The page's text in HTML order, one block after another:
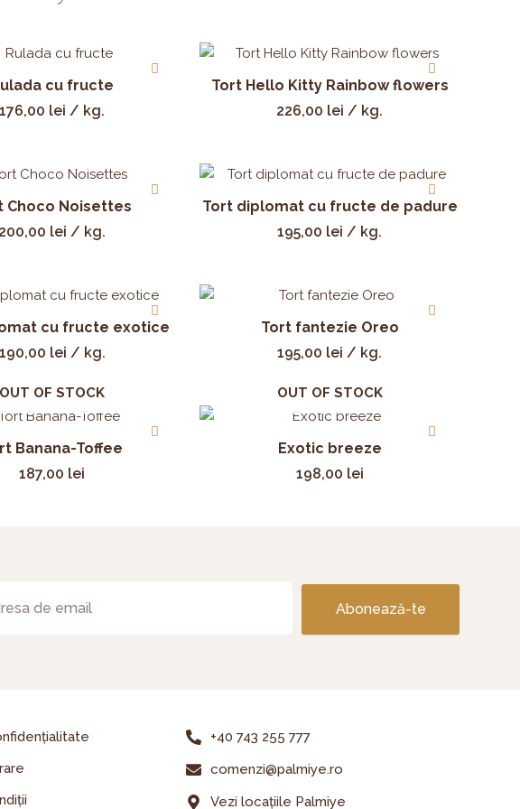
cu fructe
176,00 lei / kg.
Tort Hello Kitty Rainbow flowers
226,00 lei / kg.
Choco Noisettes
200,00 lei / kg.
Tort diplomat cu fructe de padure
195,00 lei / kg.
cu fructe exotice
190,00 lei / kg.
Tort fantezie Oreo
195,00 lei / kg.
OUT OF STOCK
Banana-Toffee
187,00 lei
OUT OF STOCK
Exotic breeze
198,00 lei
Abonează-te
+40 743 255 777
comenzi@palmiye.ro
Vezi locațiile Palmiye